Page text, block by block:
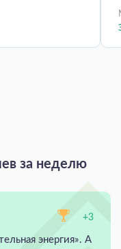
за неделю
+3
энергия». А